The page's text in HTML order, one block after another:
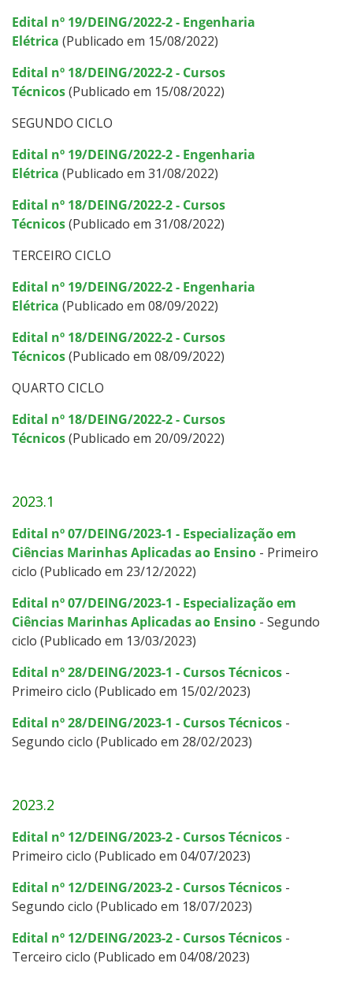
Edital nº 19/DEING/2022-2 - Engenharia
Elétrica (Publicado em 15/08/2022)
Edital nº 18/DEING/2022-2 - Cursos
Técnicos(Publicado em 15/08/2022)
SEGUNDO CICLO
Edital nº 19/DEING/2022-2 - Engenharia
Elétrica (Publicado em 31/08/2022)
Edital nº 18/DEING/2022-2 - Cursos
Técnicos(Publicado em 31/08/2022)
TERCEIRO CICLO
Edital nº 19/DEING/2022-2 - Engenharia
Elétrica (Publicado em 08/09/2022)
Edital nº 18/DEING/2022-2 - Cursos
Técnicos(Publicado em 08/09/2022)
QUARTO CICLO
Edital nº 18/DEING/2022-2 - Cursos
Técnicos(Publicado em 20/09/2022)
2023.1
Edital nº 07/DEING/2023-1 - Especialização em
Ciências Marinhas Aplicadas ao Ensino - Primeiro
ciclo (Publicado em 23/12/2022)
Edital nº 07/DEING/2023-1 - Especialização em
Ciências Marinhas Aplicadas ao Ensino - Segundo
ciclo (Publicado em 13/03/2023)
Edital nº 28/DEING/2023-1 - Cursos Técnicos -
Primeiro ciclo (Publicado em 15/02/2023)
Edital nº 28/DEING/2023-1 - Cursos Técnicos -
Segundo ciclo (Publicado em 28/02/2023)
2023.2
Edital nº 12/DEING/2023-2 - Cursos Técnicos -
Primeiro ciclo (Publicado em 04/07/2023)
Edital nº 12/DEING/2023-2 - Cursos Técnicos -
Segundo ciclo (Publicado em 18/07/2023)
Edital nº 12/DEING/2023-2 - Cursos Técnicos -
Terceiro ciclo (Publicado em 04/08/2023)